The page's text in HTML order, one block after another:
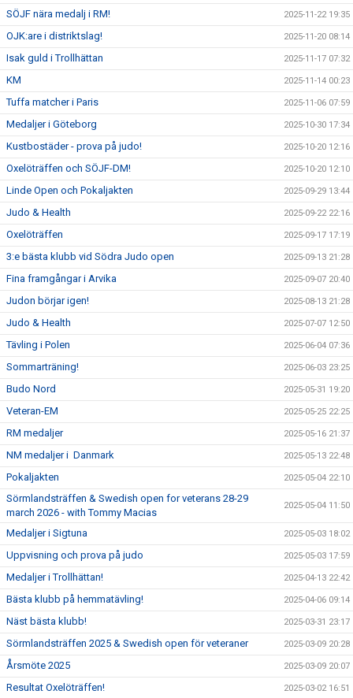
SÖJF nära medalj i RM! 2025-11-22 19:35
OJK:are i distriktslag! 2025-11-20 08:14
Isak guld i Trollhättan 2025-11-17 07:32
KM 2025-11-14 00:23
Tuffa matcher i Paris 2025-11-06 07:59
Medaljer i Göteborg 2025-10-30 17:34
Kustbostäder - prova på judo! 2025-10-20 12:16
Oxelöträffen och SÖJF-DM! 2025-10-20 12:10
Linde Open och Pokaljakten 2025-09-29 13:44
Judo & Health 2025-09-22 22:16
Oxelöträffen 2025-09-17 17:19
3:e bästa klubb vid Södra Judo open 2025-09-13 21:28
Fina framgångar i Arvika 2025-09-07 20:40
Judon börjar igen! 2025-08-13 21:28
Judo & Health 2025-07-07 12:50
Tävling i Polen 2025-06-04 07:36
Sommarträning! 2025-06-03 23:25
Budo Nord 2025-05-31 19:20
Veteran-EM 2025-05-25 22:25
RM medaljer 2025-05-16 21:37
NM medaljer i Danmark 2025-05-13 22:48
Pokaljakten 2025-05-04 22:10
Sörmlandsträffen & Swedish open for veterans 28-29
march 2026 - with Tommy Macias
2025-05-04 11:50
Medaljer i Sigtuna 2025-05-03 18:02
Uppvisning och prova på judo 2025-05-03 17:59
Medaljer i Trollhättan! 2025-04-13 22:42
Bästa klubb på hemmatävling! 2025-04-06 09:14
Näst bästa klubb! 2025-03-31 23:17
Sörmlandsträffen 2025 & Swedish open för veteraner 2025-03-09 20:28
Årsmöte 2025 2025-03-09 20:07
Resultat Oxelöträffen! 2025-03-02 16:51